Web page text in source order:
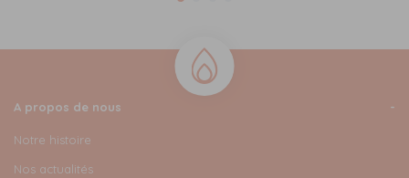
A propos de nous
Notre histoire
Nos actualités